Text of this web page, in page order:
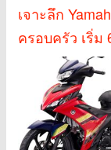
เจาะลึก
ครอบครัว เริ่ม